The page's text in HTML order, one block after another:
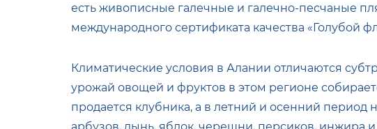
есть живописные галечные и галечно-песчаные
международного сертификата качества «Голубой
Климатические условия в Алании отличаются
урожай овощей и фруктов в этом регионе
продается клубника, а в летний и осенний период